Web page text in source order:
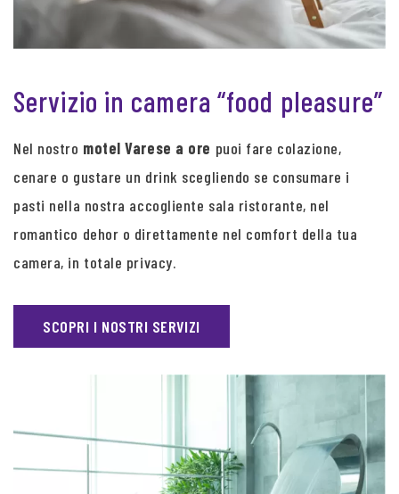
Servizio in camera “food pleasure”
Nel nostro motel Varese a ore puoi fare colazione,
cenare o gustare un drink scegliendo se consumare i
pasti nella nostra accogliente sala ristorante, nel
romantico dehor o direttamente nel comfort della tua
camera, in totale privacy.
SCOPRI I NOSTRI SERVIZI